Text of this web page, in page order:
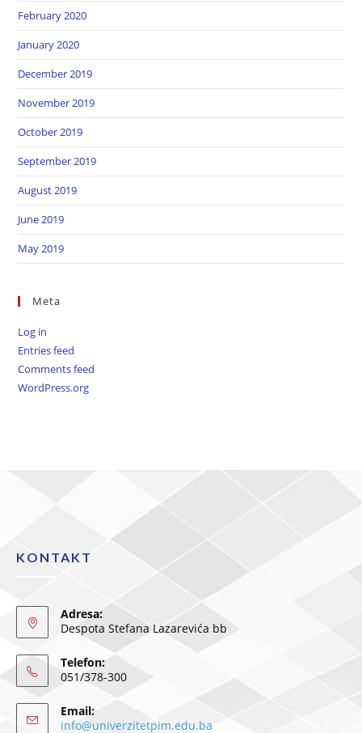
February 2020
January 2020
December 2019
November 2019
October 2019
September 2019
August 2019
June 2019
May 2019
Meta
Log in
Entries feed
Comments feed
WordPress.org
KONTAKT
Adresa:
Despota Stefana Lazarevića bb
Telefon:
051/378-300
Email:
info@univerzitetpim.edu.ba